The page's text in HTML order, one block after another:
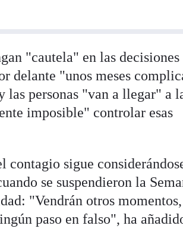
"cautela" en las decisiones
delante "unos meses
las personas "van a llegar" a
imposible" controlar esas
contagio sigue
se suspendieron la
"Vendrán otros
paso en falso", ha